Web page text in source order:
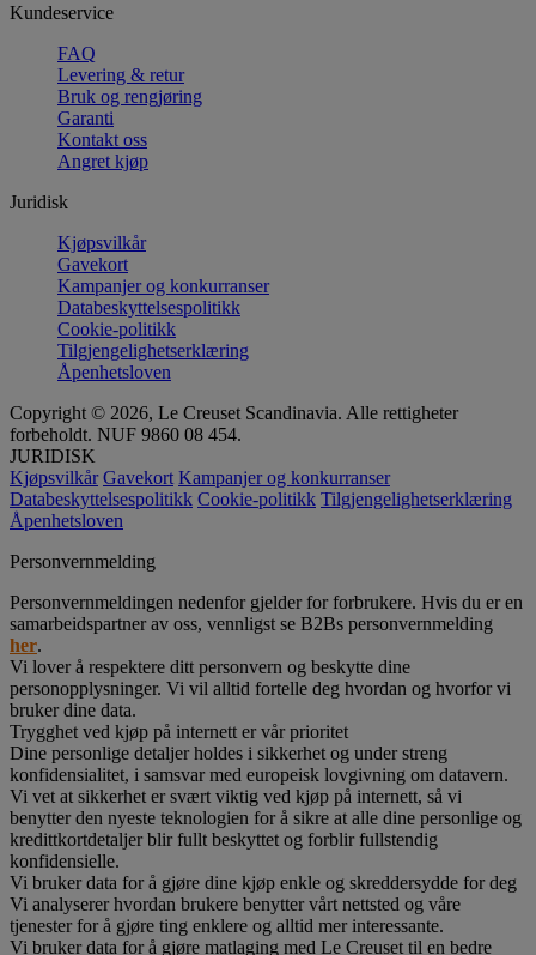
Kundeservice
FAQ
Levering & retur
Bruk og rengjøring
Garanti
Kontakt oss
Angret kjøp
Juridisk
Kjøpsvilkår
Gavekort
Kampanjer og konkurranser
Databeskyttelsespolitikk
Cookie-politikk
Tilgjengelighetserklæring
Åpenhetsloven
Copyright © 2026, Le Creuset Scandinavia. Alle rettigheter
forbeholdt. NUF 9860 08 454.
JURIDISK
Kjøpsvilkår Gavekort Kampanjer og konkurranser
Databeskyttelsespolitikk Cookie-politikk Tilgjengelighetserklæring
Åpenhetsloven
Personvernmelding
Personvernmeldingen nedenfor gjelder for forbrukere. Hvis du er en
samarbeidspartner av oss, vennligst se B2Bs personvernmelding
her.
Vi lover å respektere ditt personvern og beskytte dine
personopplysninger. Vi vil alltid fortelle deg hvordan og hvorfor vi
bruker dine data.
Trygghet ved kjøp på internett er vår prioritet
Dine personlige detaljer holdes i sikkerhet og under streng
konfidensialitet, i samsvar med europeisk lovgivning om datavern.
Vi vet at sikkerhet er svært viktig ved kjøp på internett, så vi
benytter den nyeste teknologien for å sikre at alle dine personlige og
kredittkortdetaljer blir fullt beskyttet og forblir fullstendig
konfidensielle.
Vi bruker data for å gjøre dine kjøp enkle og skreddersydde for deg
Vi analyserer hvordan brukere benytter vårt nettsted og våre
tjenester for å gjøre ting enklere og alltid mer interessante.
Vi bruker data for å gjøre matlaging med Le Creuset til en bedre